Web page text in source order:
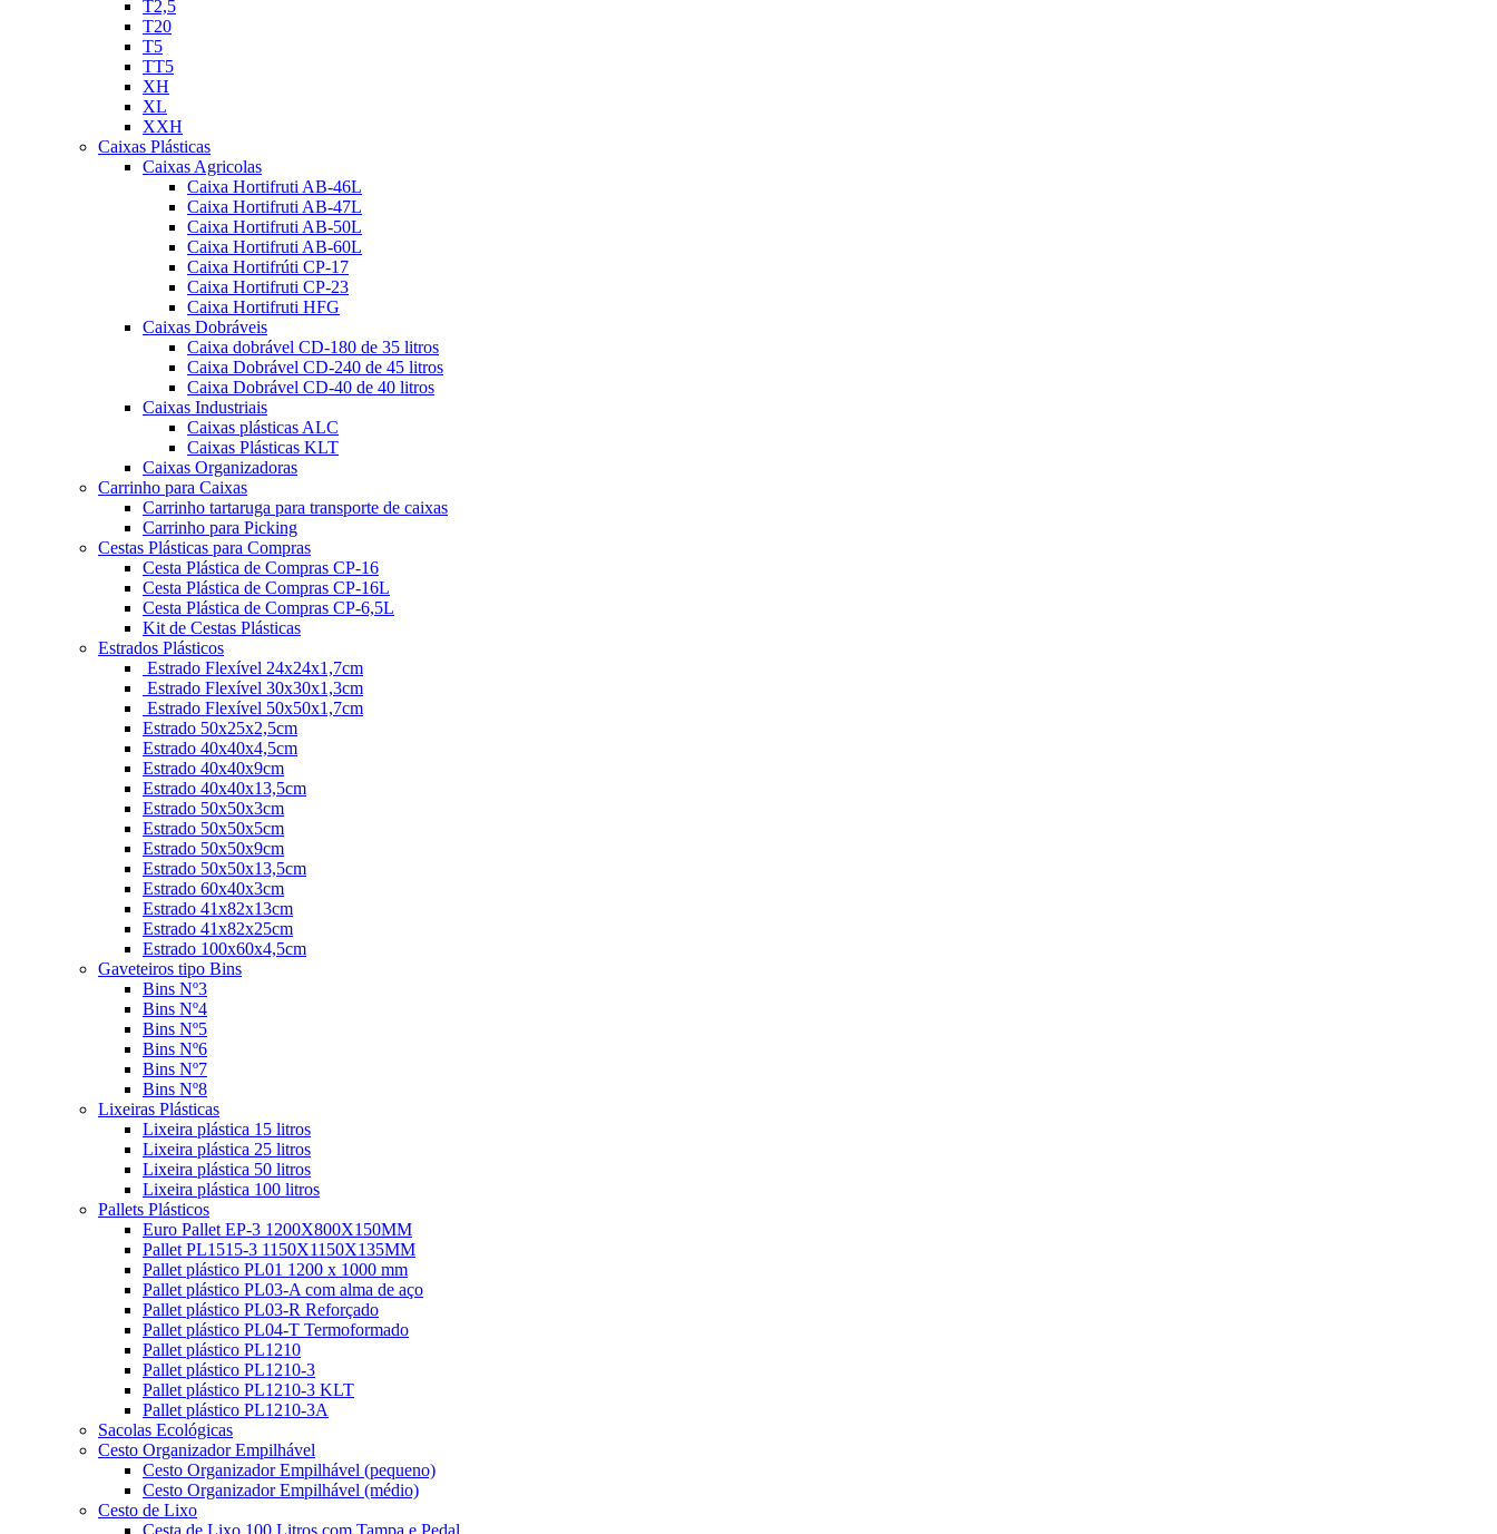
T2,5
T20
T5
TT5
XH
XL
XXH
Caixas Plásticas
Caixas Agricolas
Caixa Hortifruti AB-46L
Caixa Hortifruti AB-47L
Caixa Hortifruti AB-50L
Caixa Hortifruti AB-60L
Caixa Hortifrúti CP-17
Caixa Hortifruti CP-23
Caixa Hortifruti HFG
Caixas Dobráveis
Caixa dobrável CD-180 de 35 litros
Caixa Dobrável CD-240 de 45 litros
Caixa Dobrável CD-40 de 40 litros
Caixas Industriais
Caixas plásticas ALC
Caixas Plásticas KLT
Caixas Organizadoras
Carrinho para Caixas
Carrinho tartaruga para transporte de caixas
Carrinho para Picking
Cestas Plásticas para Compras
Cesta Plástica de Compras CP-16
Cesta Plástica de Compras CP-16L
Cesta Plástica de Compras CP-6,5L
Kit de Cestas Plásticas
Estrados Plásticos
Estrado Flexível 24x24x1,7cm
Estrado Flexível 30x30x1,3cm
Estrado Flexível 50x50x1,7cm
Estrado 50x25x2,5cm
Estrado 40x40x4,5cm
Estrado 40x40x9cm
Estrado 40x40x13,5cm
Estrado 50x50x3cm
Estrado 50x50x5cm
Estrado 50x50x9cm
Estrado 50x50x13,5cm
Estrado 60x40x3cm
Estrado 41x82x13cm
Estrado 41x82x25cm
Estrado 100x60x4,5cm
Gaveteiros tipo Bins
Bins Nº3
Bins Nº4
Bins Nº5
Bins Nº6
Bins Nº7
Bins Nº8
Lixeiras Plásticas
Lixeira plástica 15 litros
Lixeira plástica 25 litros
Lixeira plástica 50 litros
Lixeira plástica 100 litros
Pallets Plásticos
Euro Pallet EP-3 1200X800X150MM
Pallet PL1515-3 1150X1150X135MM
Pallet plástico PL01 1200 x 1000 mm
Pallet plástico PL03-A com alma de aço
Pallet plástico PL03-R Reforçado
Pallet plástico PL04-T Termoformado
Pallet plástico PL1210
Pallet plástico PL1210-3
Pallet plástico PL1210-3 KLT
Pallet plástico PL1210-3A
Sacolas Ecológicas
Cesto Organizador Empilhável
Cesto Organizador Empilhável (pequeno)
Cesto Organizador Empilhável (médio)
Cesto de Lixo
Cesta de Lixo 100 Litros com Tampa e Pedal